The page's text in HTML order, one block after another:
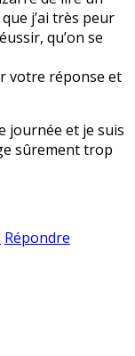
j’ai très peur
qu’on se
votre réponse et
journée et je suis
sûrement trop
Répondre